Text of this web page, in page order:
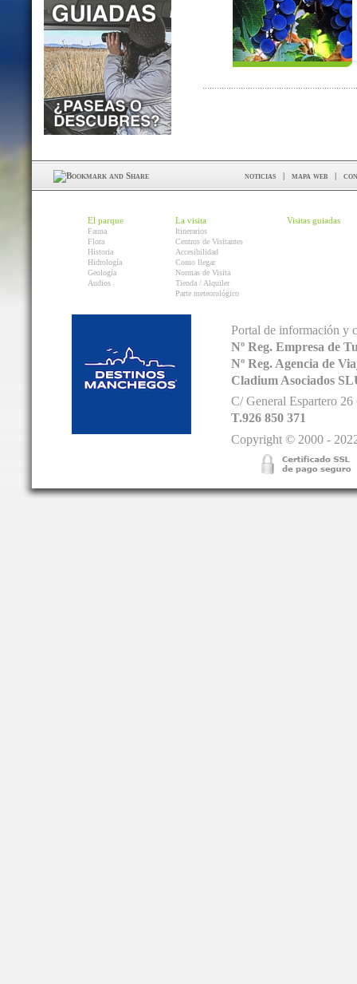
noticias | mapa web |
El parque
Fauna
Flora
Historia
Hidrología
Geología
Audios
La visita
Itinerarios
Centros de Visitantes
Accesibilidad
Como llegar
Normas de Visita
Tienda / Alquiler
Parte meteorológico
Visitas guiadas
Portal de información y
Nº Reg. Empresa de
Nº Reg. Agencia de
Cladium Asociados
C/ General Espartero
T.926 850 371
Copyright © 2000 -